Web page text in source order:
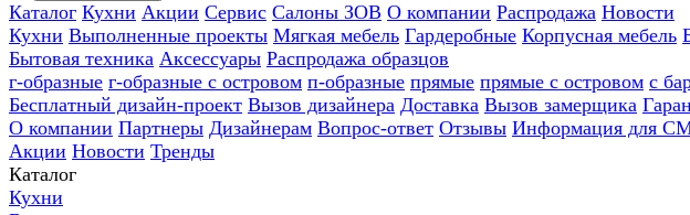
Каталог Кухни Акции Сервис Салоны ЗОВ О компании Распродажа Новости
Кухни Выполненные проекты Мягкая мебель Гардеробные Корпусная мебель
Бытовая техника Аксессуары Распродажа образцов
г-образные г-образные с островом п-образные прямые прямые с островом с
Бесплатный дизайн-проект Вызов дизайнера Доставка Вызов замерщика
О компании Партнеры Дизайнерам Вопрос-ответ Отзывы Информация для
Акции Новости Тренды
Каталог
Кухни